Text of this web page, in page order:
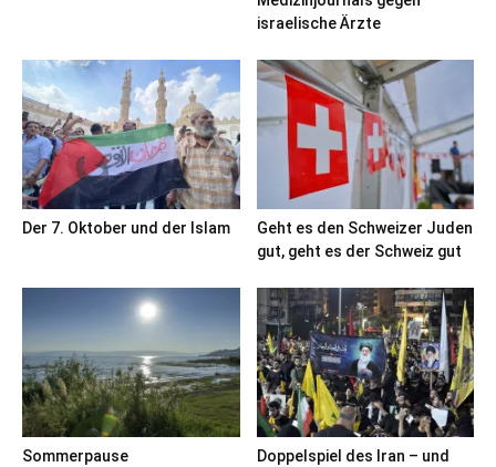
israelische Ärzte
Der 7. Oktober und der Islam
Geht es den Schweizer Juden
gut, geht es der Schweiz gut
Sommerpause
Doppelspiel des Iran – und